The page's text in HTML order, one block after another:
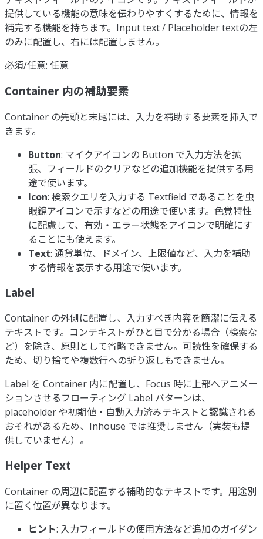
提供している機能の意味を伝わりやすくするために、情報を
補完する機能を持ちます。Input text / Placeholder textの左
のみに配置し、右には配置しません。
必須/任意: 任意
Container 内の補助要素
Container の先頭と末尾には、入力を補助する要素を挿入で
きます。
Button: マイクアイコンの Button で入力方法を拡
張、フィールドのクリアなどの追加機能を提供する用
途で使います。
Icon: 検索クエリを入力する Textfield であることを虫
眼鏡アイコンで示すなどの用途で使います。色覚特性
に配慮して、有効・エラー状態をアイコンで明確にす
ることにも使えます。
Text: 通貨単位、ドメイン、上限値など、入力を補助
する情報を表示する用途で使います。
Label
Container の外側に配置し、入力すべき内容を簡潔に伝える
テキストです。コンテキストがひと目で分かる場合（検索な
ど）を除き、原則として省略できません。可読性を確保する
ため、切り捨てや複数行への折り返しもできません。
Label を Container 内に配置し、Focus 時に上部へアニメー
ションさせるフローティング Label パターンは、
placeholder や初期値・自動入力済みテキストと認識される
おそれがあるため、Inhouse では推奨しません（実装も提
供していません）。
Helper Text
Container の周辺に配置する補助的なテキストです。用途別
に置く位置が異なります。
ヒント: 入力フィールドの使用方法など追加のガイダン